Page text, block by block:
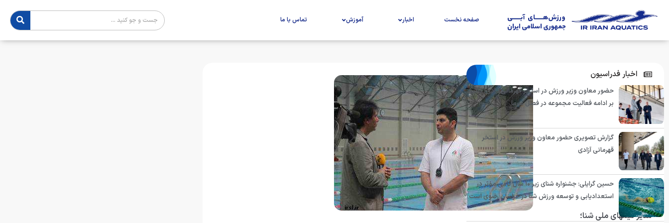
صفحه نخست اخبار آموزش تماس با ما
مدیر تیمهای ملی شنا؛
اخبار فدراسیون
حضور معاون وزیر ورزش در استخر قهرمانی آزادی؛ تأکید
بر ادامه فعالیت مجموعه در فصل سرما
گزارش تصویری حضور معاون وزیر ورزش در استخر
قهرمانی آزادی
حسین گرایلی: جشنواره شنای زیر ۱۰ سال گامی مؤثر در
استعدادیابی و توسعه ورزش شنا در خراسان رضوی است